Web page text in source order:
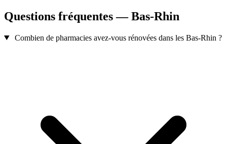
Questions fréquentes — Bas-Rhin
Combien de pharmacies avez-vous rénovées dans les Bas-Rhin ?